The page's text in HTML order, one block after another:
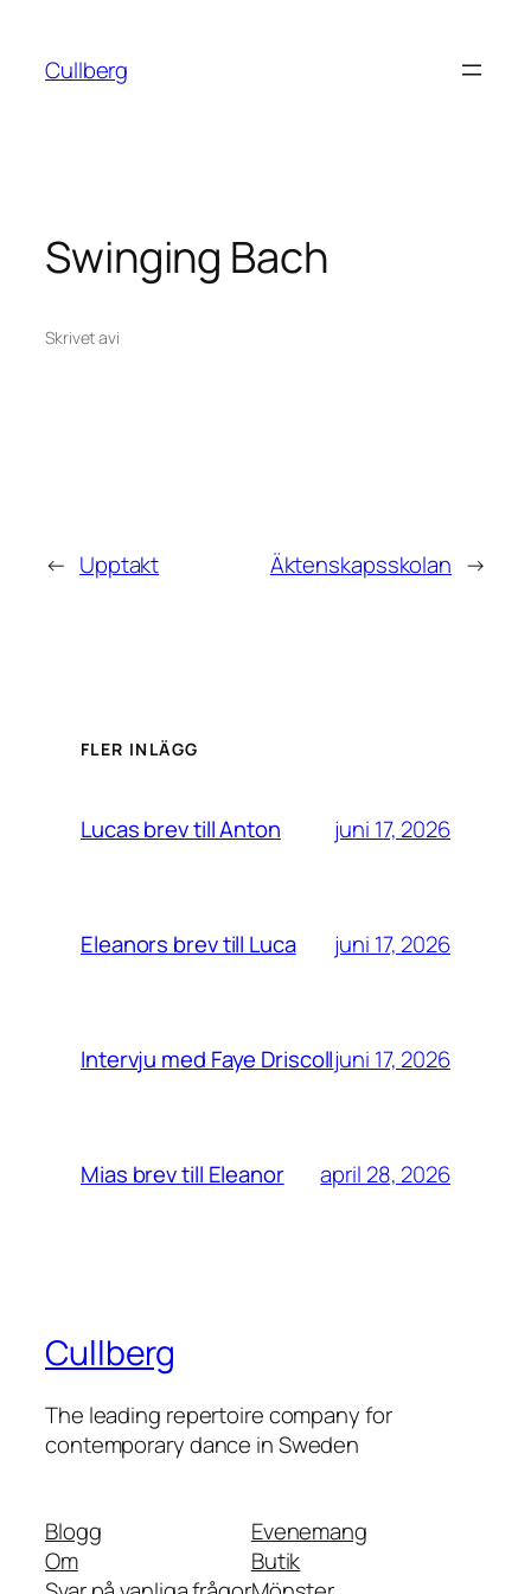
innehåll
Cullberg
Swinging Bach
Skrivet avi
← Upptakt Äktenskapsskolan →
FLER INLÄGG
Lucas brev till Anton juni 17, 2026
Eleanors brev till Luca juni 17, 2026
Intervju med Faye Driscolljuni 17, 2026
Mias brev till Eleanor april 28, 2026
Cullberg
The leading repertoire company for
contemporary dance in Sweden
Blogg
Om
Evenemang
Butik